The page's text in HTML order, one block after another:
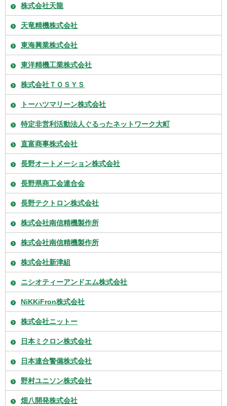
株式会社天龍
天竜精機株式会社
東海興業株式会社
東洋精機工業株式会社
株式会社ＴＯＳＹＳ
トーハツマリーン株式会社
特定非営利活動法人ぐるったネットワーク大町
直富商事株式会社
長野オートメーション株式会社
長野県商工会連合会
長野テクトロン株式会社
株式会社南信精機製作所
株式会社南信精機製作所
株式会社新津組
ニシオティーアンドエム株式会社
NiKKiFron株式会社
株式会社ニットー
日本ミクロン株式会社
日本連合警備株式会社
野村ユニソン株式会社
畑八開発株式会社